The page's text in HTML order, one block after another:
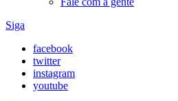
Siga
facebook
twitter
instagram
youtube